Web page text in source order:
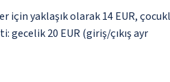
için yaklaşık olarak 14 EUR,
gecelik 20 EUR (giriş/çıkış ayr